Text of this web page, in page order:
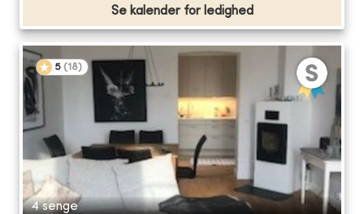
Se kalender for ledighed
5 (18)
4 senge